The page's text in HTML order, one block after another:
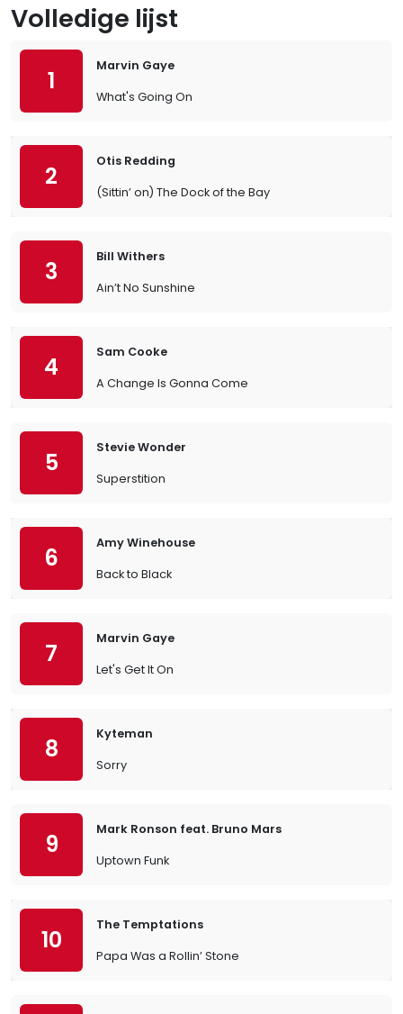
Volledige lijst
1
Marvin Gaye
What's Going On
2
Otis Redding
(Sittin’ on) The Dock of the Bay
3
Bill Withers
Ain’t No Sunshine
4
Sam Cooke
A Change Is Gonna Come
5
Stevie Wonder
Superstition
6
Amy Winehouse
Back to Black
7
Marvin Gaye
Let's Get It On
8
Kyteman
Sorry
9
Mark Ronson feat. Bruno Mars
Uptown Funk
10
The Temptations
Papa Was a Rollin’ Stone